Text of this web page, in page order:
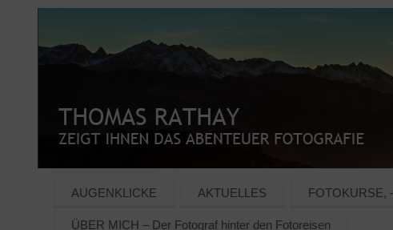
AUGENKLICKE AKTUELLES FOTOKURSE,
ÜBER MICH – Der Fotograf hinter den Fotoreisen